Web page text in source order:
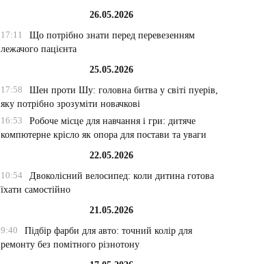
26.05.2026
17:11
Що потрібно знати перед перевезенням
лежачого пацієнта
25.05.2026
17:58
Шен проти Шу: головна битва у світі пуерів,
яку потрібно зрозуміти новачкові
16:53
Робоче місце для навчання і гри: дитяче
компютерне крісло як опора для постави та уваги
22.05.2026
10:54
Двоколісний велосипед: коли дитина готова
їхати самостійно
21.05.2026
9:40
Підбір фарби для авто: точний колір для
ремонту без помітного різнотону